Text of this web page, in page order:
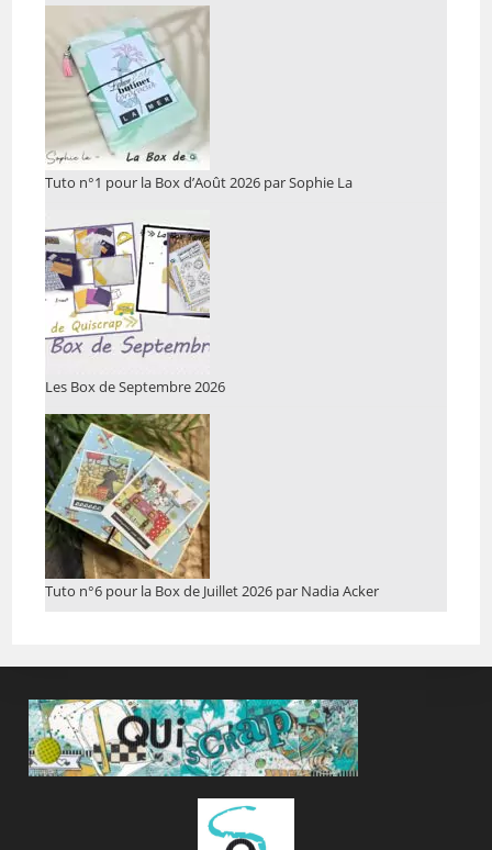
Tuto n°1 pour la Box d’Août 2026 par Sophie La
Les Box de Septembre 2026
Tuto n°6 pour la Box de Juillet 2026 par Nadia Acker